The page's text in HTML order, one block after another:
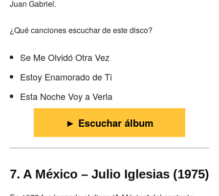
Juan Gabriel.
¿Qué canciones escuchar de este disco?
Se Me Olvidó Otra Vez
Estoy Enamorado de Ti
Esta Noche Voy a Verla
► Escuchar álbum
7. A México – Julio Iglesias (1975)